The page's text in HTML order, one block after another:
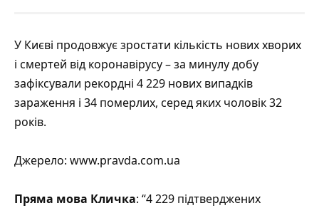
У Києві продовжує зростати кількість нових хворих
і смертей від коронавірусу – за минулу добу
зафіксували рекордні 4 229 нових випадків
зараження і 34 померлих, серед яких чоловік 32
років.
Джерело: www.pravda.com.ua
Пряма мова Кличка: “4 229 підтверджених